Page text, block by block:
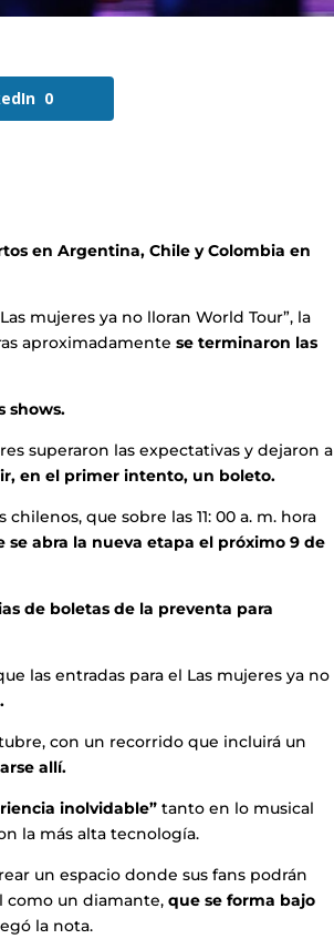
0
en Argentina, Chile y Colombia en
mujeres ya no lloran World Tour”, la
aproximadamentese terminaron las
shows.
superaron las expectativas y dejaron a
en el primer intento, un boleto.
que sobre las 11: 00 a. m. hora
se abra la nueva etapa el próximo 9 de
de boletas de la preventa para
las entradas para el Las mujeres ya no
con un recorrido que incluirá un
allí.
inolvidable”tanto en lo musical
la más alta tecnología.
un espacio donde sus fans podrán
como un diamante,que se forma bajo
la nota.